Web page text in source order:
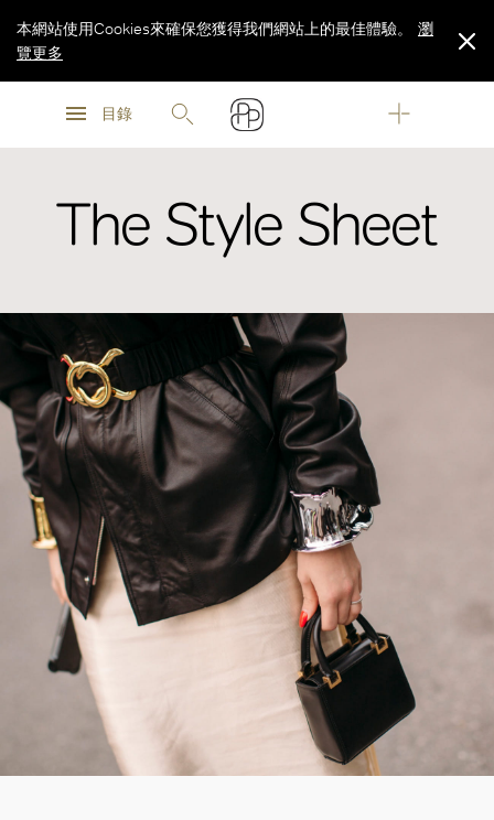
瀏
目錄
本網站使用Cookies來確保您獲得我們網站上的最佳體驗。
瀏
覽更多
The Style Sheet